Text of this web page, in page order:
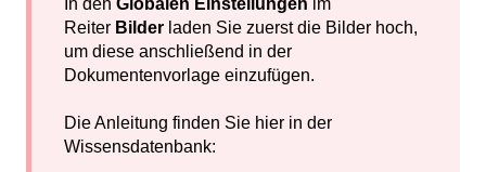
Reiter Bilder laden Sie zuerst die Bilder hoch,
um diese anschließend in der
Dokumentenvorlage einzufügen.
Die Anleitung finden Sie hier in der
Wissensdatenbank: